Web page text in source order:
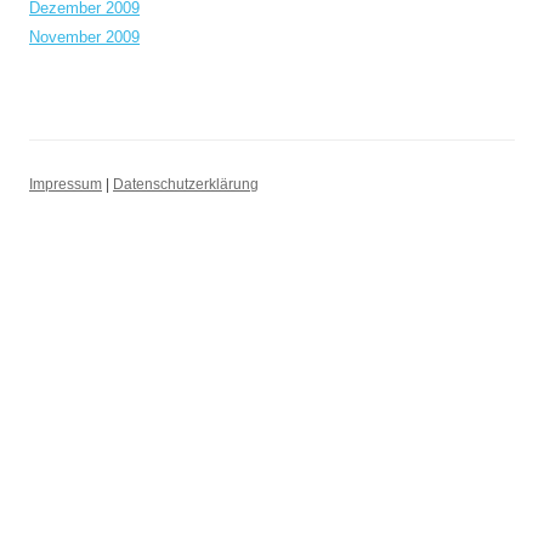
Dezember 2009
November 2009
Impressum Datenschutzerklärung